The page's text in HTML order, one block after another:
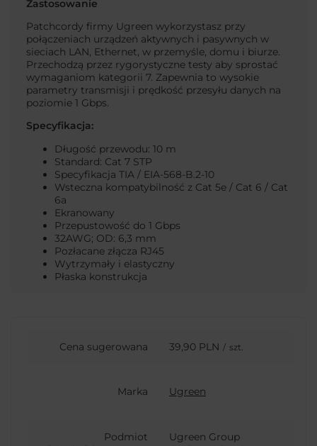
Zastosowanie
Patchcordy firmy Ugreen wykorzystasz przy
połączeniach urządzeń aktywnych i pasywnych w
sieciach LAN, Ethernet, w przemyśle, domu i biurze.
Przechodzą przez rygorystyczne testy aby sprostać
wymaganiom kategorii 7. Zapewnia to wysokie
parametry transmisji i prędkość przesyłu danych na
poziomie 1 Gbps.
Specyfikacja:
Długość przewodu: 10 m
Standard: Cat 7 STP
Specyfikacja TIA / EIA-568-B.2-10
Wsteczna kompatybilność z Cat 5e / Cat 6 / Cat
6a
Ekranowany
Przepustowość do 1 Gbps
32AWG; OD: 6,3 mm
Pozłacane złącza RJ45
Wytrzymały i elastyczny
Płaska konstrukcja
Cena sugerowana 39,90 PLN / szt.
Marka Ugreen
Podmiot
Ugreen Group